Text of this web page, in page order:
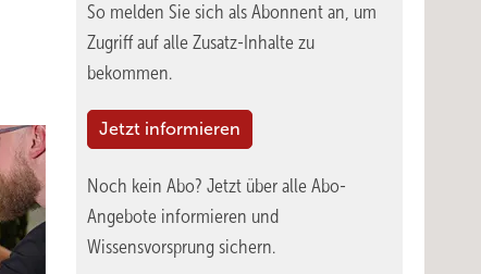
So melden Sie sich als Abonnent an, um
Zugriff auf alle Zusatz-Inhalte zu
bekommen.
Jetzt informieren
Noch kein Abo? Jetzt über alle Abo-
Angebote informieren und
Wissensvorsprung sichern.